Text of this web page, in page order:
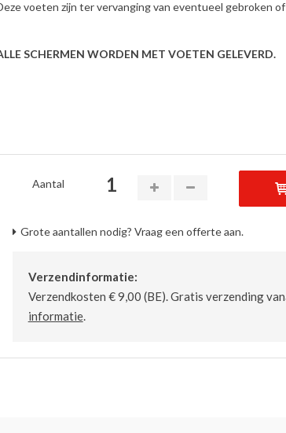
voeten zijn ter vervanging van eventueel gebroken
SCHERMEN WORDEN MET VOETEN GELEVERD.
Aantal
Grote aantallen nodig? Vraag een offerte aan.
Verzendinformatie:
Verzendkosten € 9,00 (BE). Gratis verzending
informatie.